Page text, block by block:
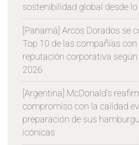
sostenibilidad global desde lo
[Panamá] Arcos Dorados se
Top 10 de las compañías
reputación corporativa
2026
[Argentina] McDonald’s
compromiso con la calidad
preparación de sus
icónicas